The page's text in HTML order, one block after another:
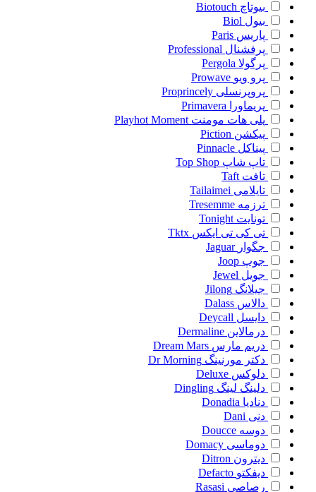
بیوتاچ Biotouch
بیول Biol
پاریس Paris
پرفشنال Professional
پرگولا Pergola
پرو ویو Prowave
پروپرنسلی Proprincely
پریماورا
Primavera
پلی هات مومنت Playhot Moment
پیکشن Piction
پیناکل Pinnacle
تاپ شاپ Top Shop
تافت Taft
تایلامی Tailaimei
ترزمه Tresemme
تونایت Tonight
تی کی تی ایکس Tktx
جگوار Jaguar
جوپ Joop
جویل Jewel
جیلانگ Jilong
دالاس Dalass
دایسل Deycall
درمالاین Dermaline
دریم مارس Dream Mars
دکتر مورنینگ Dr Morning
دلوکس Deluxe
دلینگ لینگ Dingling
دنادیا Donadia
دنی Dani
دوسه Doucce
دوماسی Domacy
دیترون Ditron
دیفکتو Defacto
رصاصی Rasasi